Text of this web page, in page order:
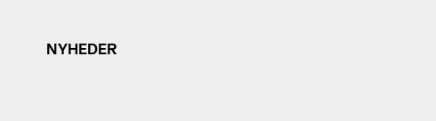
NYHEDER